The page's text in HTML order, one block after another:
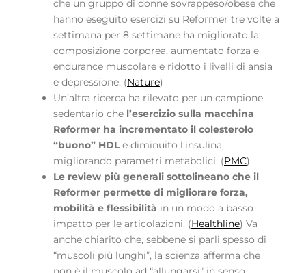
che un gruppo di donne sovrappeso/obese che
hanno eseguito esercizi su Reformer tre volte a
settimana per 8 settimane ha migliorato la
composizione corporea, aumentato forza e
endurance muscolare e ridotto i livelli di ansia
e depressione. (Nature)
Un’altra ricerca ha rilevato per un campione
sedentario chel’esercizio sulla macchina
Reformer ha incrementato il colesterolo
“buono” HDLe diminuito l’insulina,
migliorando parametri metabolici. (PMC)
Le review più generali sottolineano che il
Reformer permette di migliorare forza,
mobilità e flessibilità in un modo a basso
impatto per le articolazioni. (Healthline) Va
anche chiarito che, sebbene si parli spesso di
“muscoli più lunghi”, la scienza afferma che